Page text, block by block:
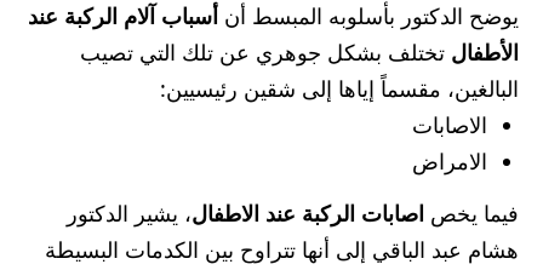
يوضح الدكتور بأسلوبه المبسط أن أسباب آلام الركبة عند
الأطفال تختلف بشكل جوهري عن تلك التي تصيب
البالغين، مقسماً إياها إلى شقين رئيسيين:
الاصابات
الامراض
فيما يخص اصابات الركبة عند الاطفال، يشير الدكتور
هشام عبد الباقي إلى أنها تتراوح بين الكدمات البسيطة